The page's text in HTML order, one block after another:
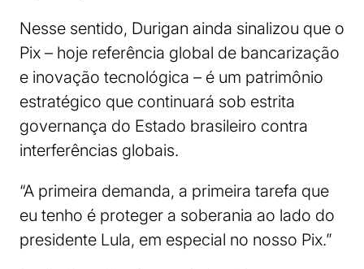
Nesse sentido, Durigan ainda sinalizou que o
Pix – hoje referência global de bancarização
e inovação tecnológica – é um patrimônio
estratégico que continuará sob estrita
governança do Estado brasileiro contra
interferências globais.
“A primeira demanda, a primeira tarefa que
eu tenho é proteger a soberania ao lado do
presidente Lula, em especial no nosso Pix.”